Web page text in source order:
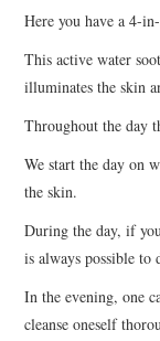
Here you have a 4-
This active water
illuminates the skin
Throughout the day
We start the day on
the skin.
During the day, if
is always possible
In the evening, one
cleanse oneself